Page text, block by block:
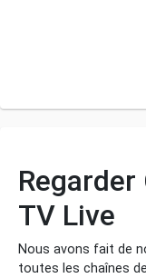
TV Live
Nous avons fait de
toutes les chaînes